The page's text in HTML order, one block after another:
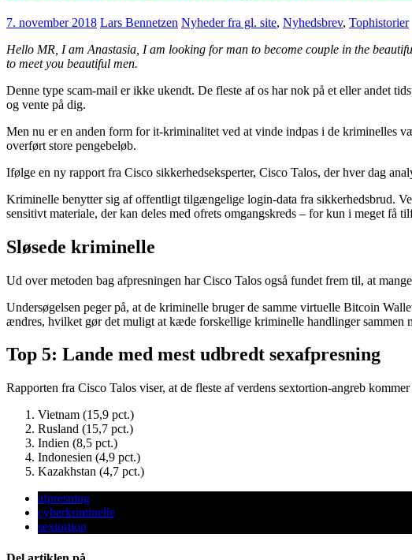
7. november 2018 Lars Bennetzen Nyheder fra gl. site, Nyhedsbrev, Tophistorier
Hello MR, I am Anastasia, I am looking for man to become couple in the
to meet you beautiful men.
Denne type scam-mail er ikke ukendt. De fleste af os har nok på et eller andet
og vente på dig.
Men nu er en anden form for it-kriminalitet ved at vinde indpas i de kriminelles
overført store pengebeløb.
Ifølge en ny rapport fra Cisco sikkerhedseksperter, Cisco Talos, der hver dag
Kriminelle benytter sig af offentligt tilgængelige login-data fra sikkerhedsbrud.
sensitivt materiale, der kan deles med ofrets omgangskreds – for kun i meget få
Sløsede kriminelle
Ud over metoden bag afpresningen har Cisco Talos også fundet frem til, at
Undersøgelsen peger på, at de kriminelle bruger de samme virtuelle Bitcoin
ændres, hvilket gør det muligt at kæde forskellige kriminelle handlinger sammen
Top 5: Lande med mest udbredt sexafpresning
Rapporten fra Cisco Talos viser, at de fleste af verdens sextortion-angreb
Vietnam (15,9 pct.)
Rusland (15,7 pct.)
Indien (8,5 pct.)
Indonesien (4,9 pct.)
Kazakhstan (4,7 pct.)
afpresning
cyberkriminelle
sextortion